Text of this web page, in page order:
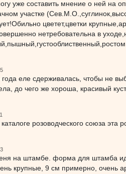
уже составить мнение о ней на
участке
цветет,цветки
нетребовательна в
еле сдерживалась, чтобы не
до чего же хороша, красивый
розоводческого союза эта
на штамбе. форма для штамба
крупные, 9 см примерно, очень